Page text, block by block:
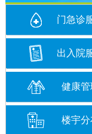
门急诊
出入院
健康管
楼宇分